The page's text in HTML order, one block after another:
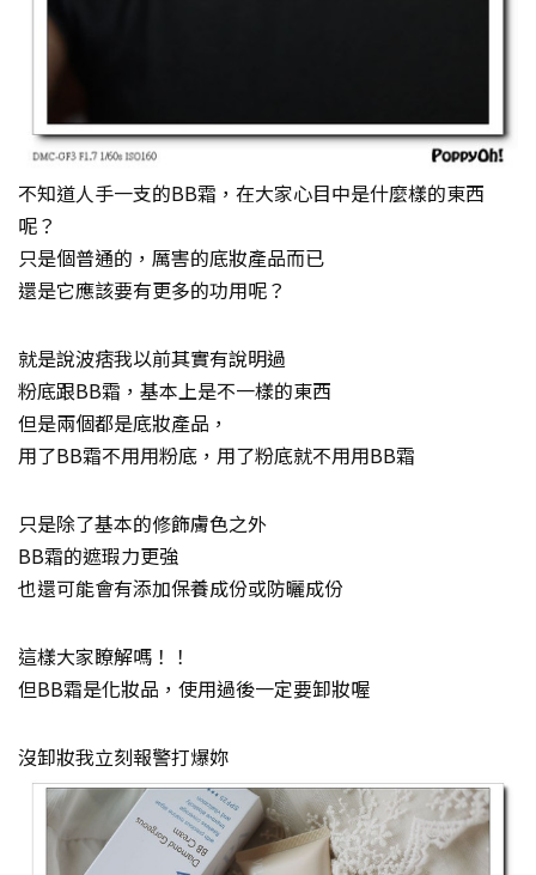
不知道人手一支的BB霜，在大家心目中是什麼樣的東西
呢？
只是個普通的，厲害的底妝產品而已
還是它應該要有更多的功用呢？
就是說波痞我以前其實有說明過
粉底跟BB霜，基本上是不一樣的東西
但是兩個都是底妝產品，
用了BB霜不用用粉底，用了粉底就不用用BB霜
只是除了基本的修飾膚色之外
BB霜的遮瑕力更強
也還可能會有添加保養成份或防曬成份
這樣大家瞭解嗎！！
但BB霜是化妝品，使用過後一定要卸妝喔
沒卸妝我立刻報警打爆妳